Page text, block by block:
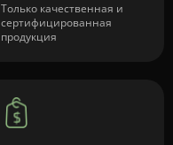
Только качественная и
сертифицированная
продукция